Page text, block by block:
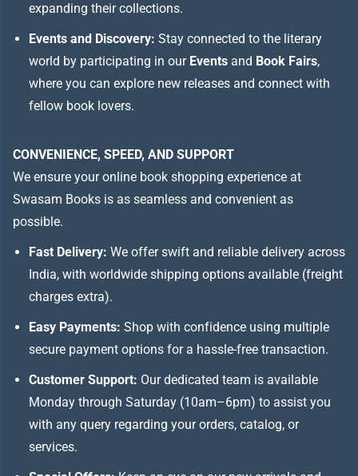
expanding their collections.
Events and Discovery: Stay connected to the literary
world by participating in our Events and Book Fairs,
where you can explore new releases and connect with
fellow book lovers.
CONVENIENCE, SPEED, AND SUPPORT
We ensure your online book shopping experience at
Swasam Books is as seamless and convenient as
possible.
Fast Delivery: We offer swift and reliable delivery across
India, with worldwide shipping options available (freight
charges extra).
Easy Payments: Shop with confidence using multiple
secure payment options for a hassle-free transaction.
Customer Support: Our dedicated team is available
Monday through Saturday (10am–6pm) to assist you
with any query regarding your orders, catalog, or
services.